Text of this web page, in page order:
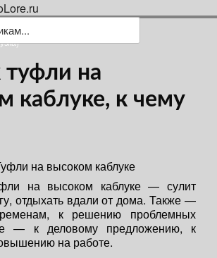
на
каблуке, к чему
на высоком каблуке — сулит
отдыхать вдали от дома. Также —
к решению проблемных
— к деловому предложению, к
на работе.